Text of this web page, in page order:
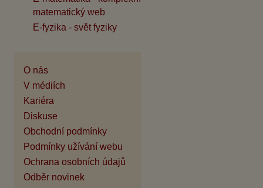
matematický web
E-fyzika - svět fyziky
O nás
V médiích
Kariéra
Diskuse
Obchodní podmínky
Podmínky užívání webu
Ochrana osobních údajů
Odběr novinek